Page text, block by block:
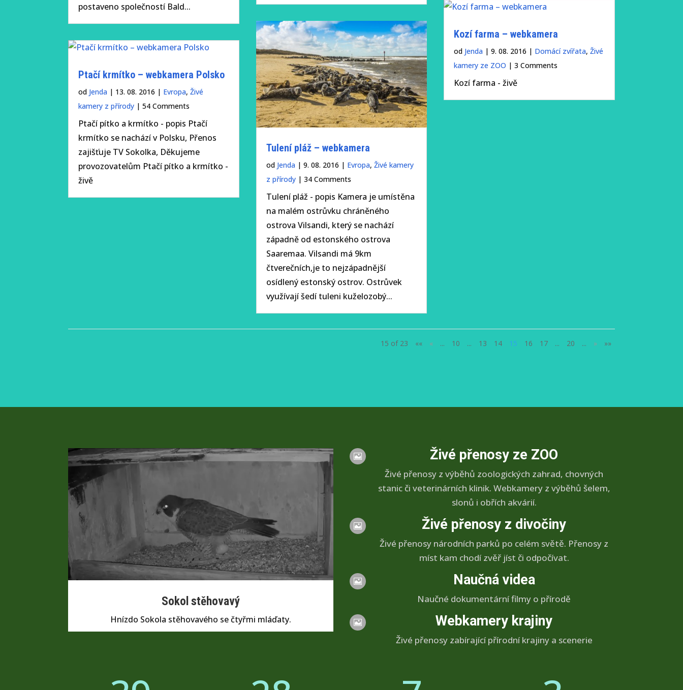
postaveno společností Bald...
Ptačí krmítko – webkamera Polsko
od Jenda | 13. 08. 2016 | Evropa,Živé
kamery z přírody | 54 Comments
Ptačí pítko a krmítko - popis Ptačí
krmítko se nachází v Polsku, Přenos
zajišťuje TV Sokolka, Děkujeme
provozovatelům Ptačí pítko a krmítko -
živě
Tulení pláž – webkamera
od Jenda| 9. 08. 2016 | Evropa, Živé kamery
z přírody| 34 Comments
Tulení pláž - popis Kamera je umístěna
na malém ostrůvku chráněného
ostrova Vilsandi, který se nachází
západně od estonského ostrova
Saaremaa. Vilsandi má 9km
čtverečních,je to nejzápadnější
osídlený estonský ostrov. Ostrůvek
využívají šedí tuleni kuželozobý...
Kozí farma – webkamera
od Jenda| 9. 08. 2016 | Domácí zvířata, Živé
kamery ze ZOO | 3 Comments
Kozí farma - živě
15 of 23 «« « ... 10 ... 13 14 15 16 17 ... 20 ... » »»
Sokol stěhovavý
Hnízdo Sokola stěhovavého se čtyřmi mláďaty.
 Živé přenosy ze ZOO
Živé přenosy z výběhů zoologických zahrad, chovných
stanic či veterinárních klinik. Webkamery z výběhů šelem,
slonů i obřích akvárií.
 Živé přenosy z divočiny
Živé přenosy národních parků po celém světě. Přenosy z
míst kam chodí zvěř jíst či odpočívat.
 Naučná videa
Naučné dokumentární filmy o přírodě
 Webkamery krajiny
Živé přenosy zabírající přírodní krajiny a scenerie
21. září museli utratit samici
onkologické onemocnění se přes
veškerou snahu veterinářů i
chovatelů ukázalo jako
2. prosince dožila 20 let. V
prostoru stávající expozice
Hnízdo výrů afrických se nachází v
poslední 3 hnízdní sezóny za